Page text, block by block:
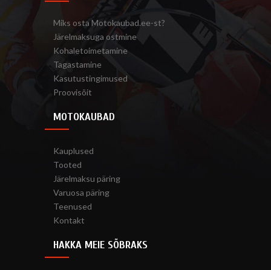
Miks osta Motokaubad.ee-st?
Järelmaksuga ostmine
Kohaletoimetamine
Tagastamine
Kasutustingimused
Proovisõit
MOTOKAUBAD
Kauplused
Tooted
Järelmaksu päring
Varuosa päring
Teenused
Kontakt
HAKKA MEIE SÕBRAKS